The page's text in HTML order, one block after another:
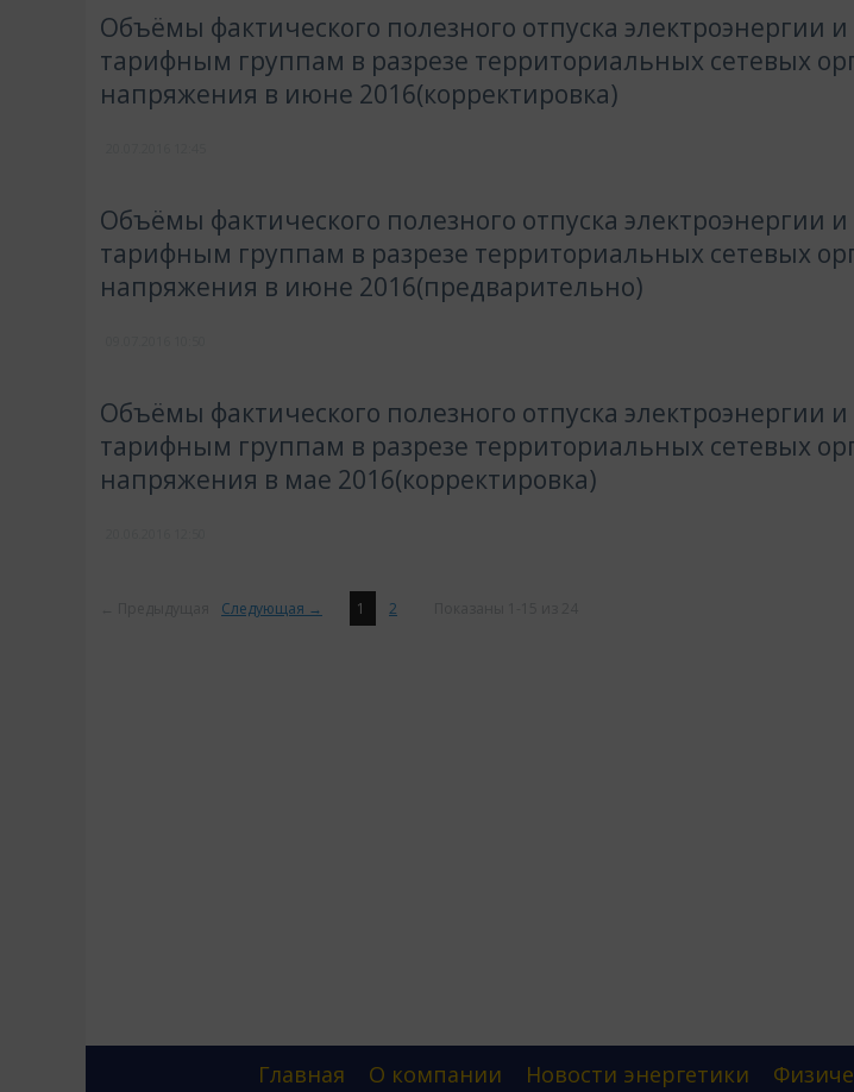
Объёмы фактического полезного отпуска электроэнергии
тарифным группам в разрезе территориальных сетевых
напряжения в июне 2016(корректировка)
Объёмы фактического полезного отпуска электроэнергии
тарифным группам в разрезе территориальных сетевых
напряжения в июне 2016(предварительно)
Объёмы фактического полезного отпуска электроэнергии
тарифным группам в разрезе территориальных сетевых
напряжения в мае 2016(корректировка)
Следующая → 1 2
Главная О компании Новости энергетики